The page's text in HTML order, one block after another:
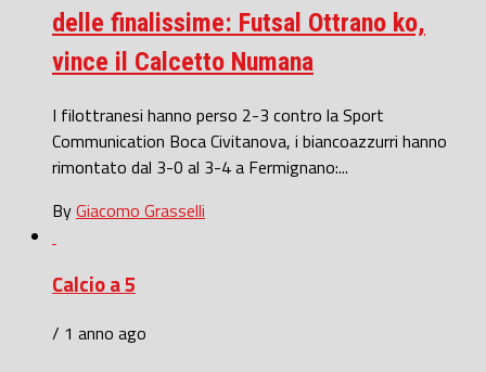
delle finalissime: Futsal Ottrano ko,
vince il Calcetto Numana
I filottranesi hanno perso 2-3 contro la Sport
Communication Boca Civitanova, i biancoazzurri hanno
rimontato dal 3-0 al 3-4 a Fermignano:...
ByGiacomo Grasselli
Calcio a 5
/ 1 anno ago